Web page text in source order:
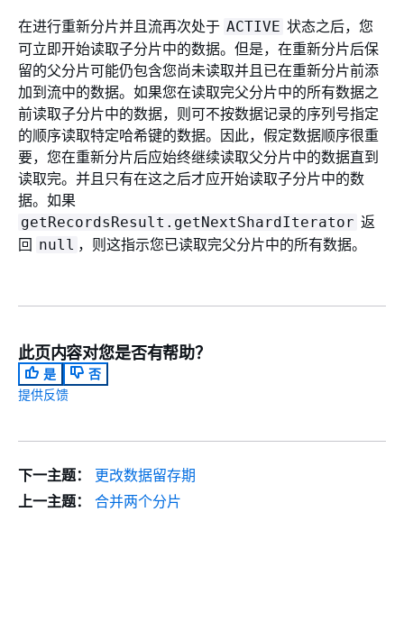
在进行重新分片并且流再次处于 ACTIVE 状态之后，您
可立即开始读取子分片中的数据。但是，在重新分片后保
留的父分片可能仍包含您尚未读取并且已在重新分片前添
加到流中的数据。如果您在读取完父分片中的所有数据之
前读取子分片中的数据，则可不按数据记录的序列号指定
的顺序读取特定哈希键的数据。因此，假定数据顺序很重
要，您在重新分片后应始终继续读取父分片中的数据直到
读取完。并且只有在这之后才应开始读取子分片中的数
据。如果
getRecordsResult.getNextShardIterator 返
回 null ，则这指示您已读取完父分片中的所有数据。
此页内容对您是否有帮助？
是
否
提供反馈
下一主题：
更改数据留存期
上一主题：
合并两个分片